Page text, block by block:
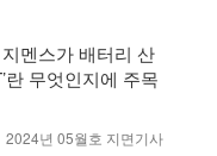
멘스가 배터리 산
란 무엇인지에 주목
2024년 05월호 지면기사